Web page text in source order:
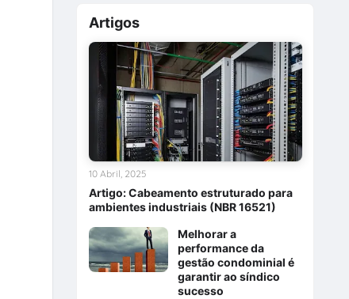
Artigos
Artigo: Cabeamento estruturado para
ambientes industriais (NBR 16521)
10 Abril, 2025
Melhorar a
performance da
gestão condominial é
garantir ao síndico
sucesso